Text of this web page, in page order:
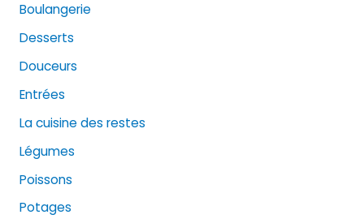
Boulangerie
Desserts
Douceurs
Entrées
La cuisine des restes
Légumes
Poissons
Potages